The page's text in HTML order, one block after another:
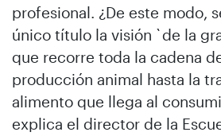
profesional. ¿De este modo,
único título la visión `de la
que recorre toda la cadena
producción animal hasta la
alimento que llega al
explica el director de la